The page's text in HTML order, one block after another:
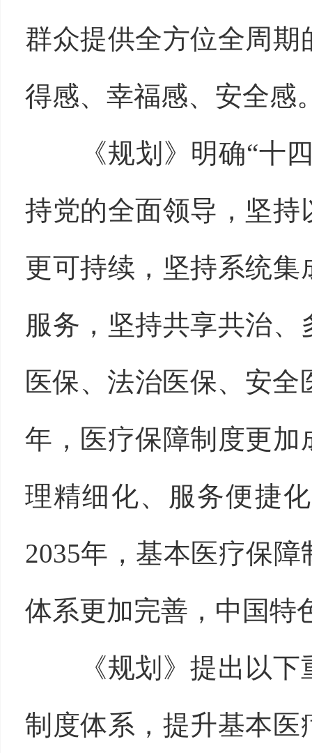
群众提供全方位全周
得感、幸福感、安全感
《规划》明确“十四
持党的全面领导，坚
更可持续，坚持系统
服务，坚持共享共治
医保、法治医保、安
年，医疗保障制度更
理精细化、服务便捷
2035年，基本医疗保
体系更加完善，中国特
《规划》提出以下
制度体系，提升基本